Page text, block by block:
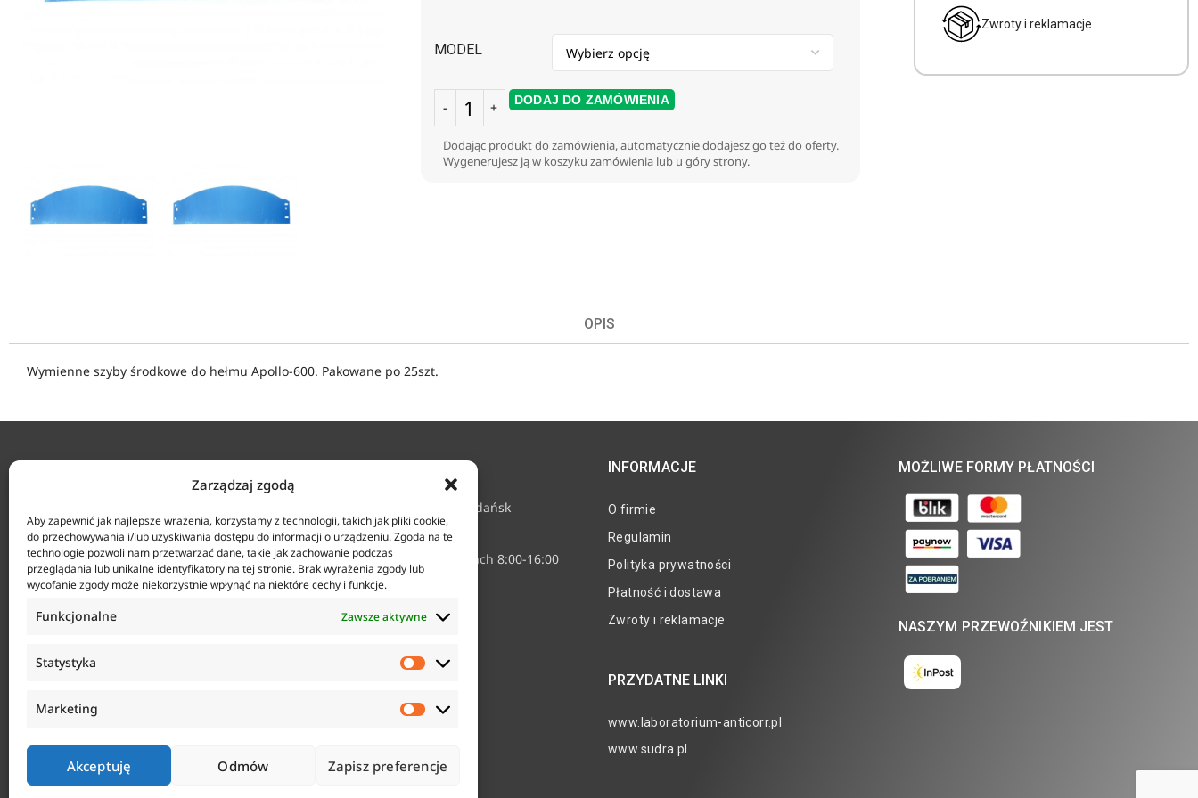
Zarządzaj zgodą
Aby zapewnić jak najlepsze wrażenia, korzystamy z technologii, takich jak pliki cookie,
do przechowywania i/lub uzyskiwania dostępu do informacji o urządzeniu. Zgoda na te
technologie pozwoli nam przetwarzać dane, takie jak zachowanie podczas
przeglądania lub unikalne identyfikatory na tej stronie. Brak wyrażenia zgody lub
wycofanie zgody może niekorzystnie wpłynąć na niektóre cechy i funkcje.
Funkcjonalne Zawsze aktywne
Statystyka
Marketing
Akceptuję Odmów Zapisz preferencje
MODEL
DODAJ DO ZAMÓWIENIA
Dodając produkt do zamówienia, automatycznie dodajesz go też do oferty.
Wygenerujesz ją w koszyku zamówienia lub u góry strony.
Zwroty i reklamacje
OPIS
Wymienne szyby środkowe do hełmu Apollo-600. Pakowane po 25szt.
Agencja Anticorr Gdańsk Sp. z o.o.
ul. Tarcice 11, 80-718 Gdańsk
+48 58 342 24 15
Biuro czynne w godzinach 8:00-16:00
sklep@anticorr.pl
INFORMACJE
O firmie
Regulamin
Polityka prywatności
Płatność i dostawa
Zwroty i reklamacje
PRZYDATNE LINKI
www.laboratorium-anticorr.pl
www.sudra.pl
MOŻLIWE FORMY PŁATNOŚCI
NASZYM PRZEWOŹNIKIEM JEST